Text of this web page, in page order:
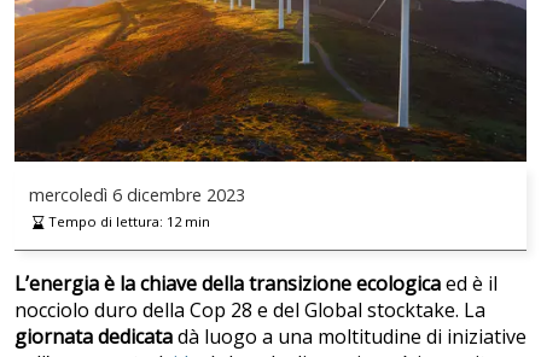
mercoledì 6 dicembre 2023
Tempo di lettura: 12min
L’energia è la chiave della transizione ecologicaed è il
nocciolo duro della Cop 28 e del Global stocktake. La
giornata dedicatadà luogo a una moltitudine di iniziative